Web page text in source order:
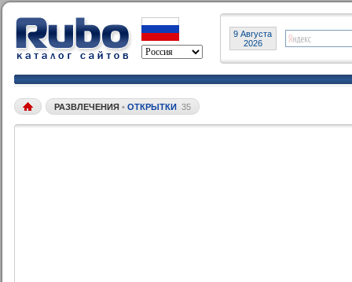
9 Августа
2026
РАЗВЛЕЧЕНИЯ • ОТКРЫТКИ 35